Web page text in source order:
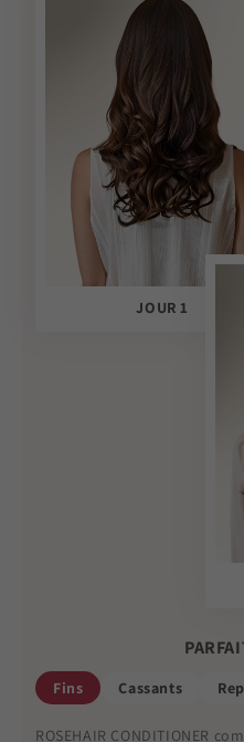
Fins Cassants
ROSEHAIR CONDITIONER
JOUR 1